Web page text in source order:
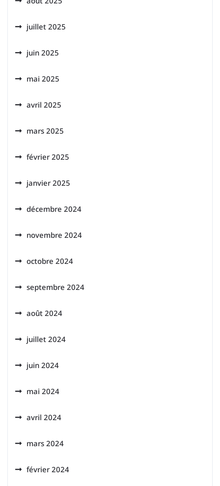
juillet 2025
juin 2025
mai 2025
avril 2025
mars 2025
février 2025
janvier 2025
décembre 2024
novembre 2024
octobre 2024
septembre 2024
août 2024
juillet 2024
juin 2024
mai 2024
avril 2024
mars 2024
février 2024